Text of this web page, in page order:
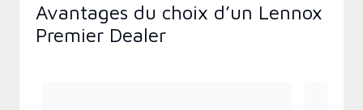
Avantages du choix d’un Lennox
Premier Dealer